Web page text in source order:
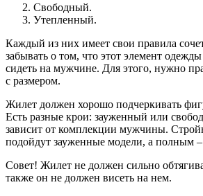
Свободный.
Утепленный.
Каждый из них имеет свои правила
забывать о том, что этот элемент
сидеть на мужчине. Для этого, нужно
с размером.
Жилет должен хорошо подчеркивать
Есть разные крои: зауженный или
зависит от комплекции мужчины.
подойдут зауженные модели, а полным
Совет! Жилет не должен сильно
также он не должен висеть на нем.